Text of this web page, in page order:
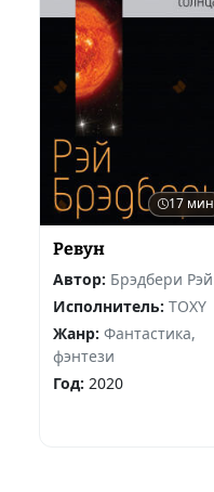
17 мин
Ревун
Автор: Брэдбери Рэй
Исполнитель: TOXY
Жанр: Фантастика,
фэнтези
Год: 2020